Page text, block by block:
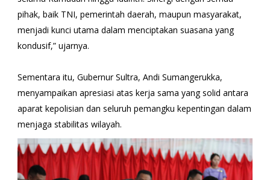
pihak, baik TNI, pemerintah daerah, maupun masyarakat,
menjadi kunci utama dalam menciptakan suasana yang
kondusif,” ujarnya.
Sementara itu, Gubernur Sultra, Andi Sumangerukka,
menyampaikan apresiasi atas kerja sama yang solid antara
aparat kepolisian dan seluruh pemangku kepentingan dalam
menjaga stabilitas wilayah.